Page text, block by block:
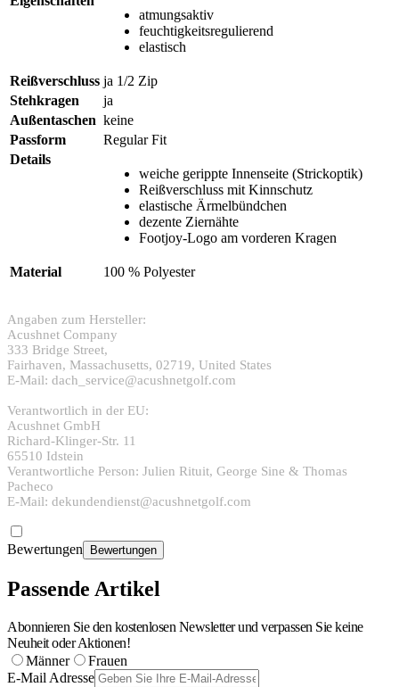
atmungsaktiv
feuchtigkeitsregulierend
elastisch
Reißverschluss ja 1/2 Zip
Stehkragen
ja
Außentaschen keine
Passform
Regular Fit
Details
weiche gerippte Innenseite (Strickoptik)
Reißverschluss mit Kinnschutz
elastische Ärmelbündchen
dezente Ziernähte
Footjoy-Logo am vorderen Kragen
Material 100 % Polyester
Angaben zum Hersteller:
Acushnet Company
333 Bridge Street,
Fairhaven, Massachusetts, 02719, United States
E-Mail: dach_service@acushnetgolf.com
Verantwortlich in der EU:
Acushnet GmbH
Richard-Klinger-Str. 11
65510 Idstein
Verantwortliche Person: Julien Rituit, George Sine & Thomas
Pacheco
E-Mail: dekundendienst@acushnetgolf.com
Bewertungen Bewertungen
Passende Artikel
Abonnieren Sie den kostenlosen Newsletter und verpassen Sie keine
Neuheit oder Aktionen!
Männer
Frauen
E-Mail Adresse